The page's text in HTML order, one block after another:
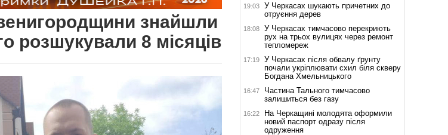
знайшли
розшукували 8 місяців
19:03
У Черкасах шукають причетних до
отруєння дерев
18:08
У Черкасах тимчасово перекриють
рух на трьох вулицях через ремонт
тепломереж
17:19
У Черкасах після обвалу ґрунту
почали укріплювати схил біля скверу
Богдана Хмельницького
16:47
Частина Тального тимчасово
залишиться без газу
16:22
На Черкащині молодята оформили
новий паспорт одразу після
одруження